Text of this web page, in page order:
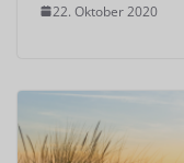
22. Oktober 2020